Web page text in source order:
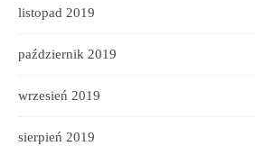
listopad 2019
październik 2019
wrzesień 2019
sierpień 2019